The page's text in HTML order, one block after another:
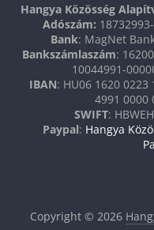
Hangya Közösség
Adószám:
Bank: MagNet
Bankszámlaszám:
10044991-
IBAN: HU06 1620 0223
4991 0000
SWIFT:
Paypal: Hangya
Copyright © 2026